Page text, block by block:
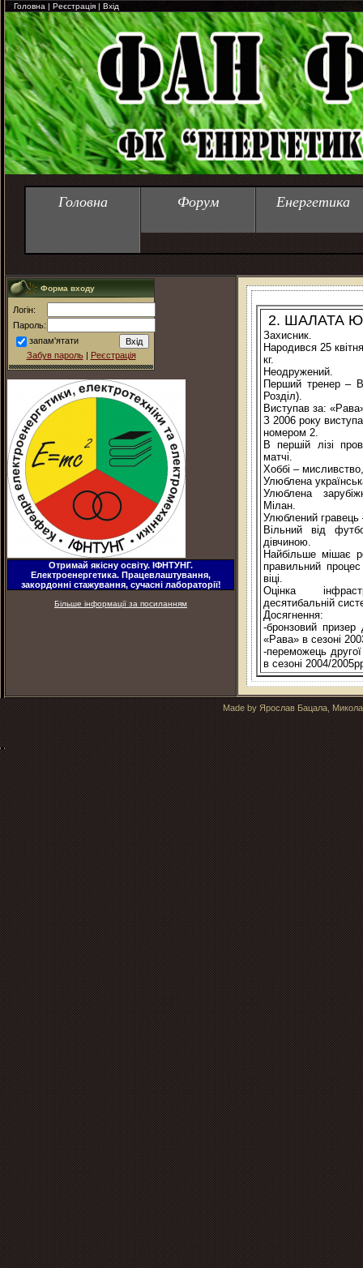
Головна | Реєстрація | Вхід
Головна Форум Енергетика
Форма входу
Логін:
Пароль:
запам'ятати
Забув пароль| Реєстрація
Отримай якісну освіту. ІФНТУНГ.
Електроенергетика. Працевлаштування,
закордонні стажування, сучасні лабораторії!
Більше інформації за посиланням
2. ШАЛАТА
Захисник.
Народився 25
кг.
Неодружений.
Перший тренер –
Розділ).
Виступав за:
З 2006 року
номером 2.
В першій лізі
матчі.
Хоббі –
Улюблена
Улюблена
Мілан.
Улюблений гравець
Вільний від
дівчиною.
Найбільше мішає
правильний
віці.
Оцінка
десятибальній
Досягнення:
-бронзовий
«Рава» в сезоні
-переможець
в сезоні 2004/
Made by Ярослав Бацала,